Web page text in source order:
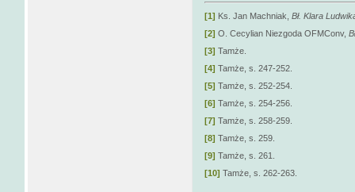
[1] Ks. Jan Machniak, Bł. Klara
[2] O. Cecylian Niezgoda OFMConv,
[3] Tamże.
[4] Tamże, s. 247-252.
[5] Tamże, s. 252-254.
[6] Tamże, s. 254-256.
[7] Tamże, s. 258-259.
[8] Tamże, s. 259.
[9] Tamże, s. 261.
[10] Tamże, s. 262-263.